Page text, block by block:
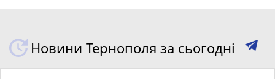
Новини Тернополя за сьогодні